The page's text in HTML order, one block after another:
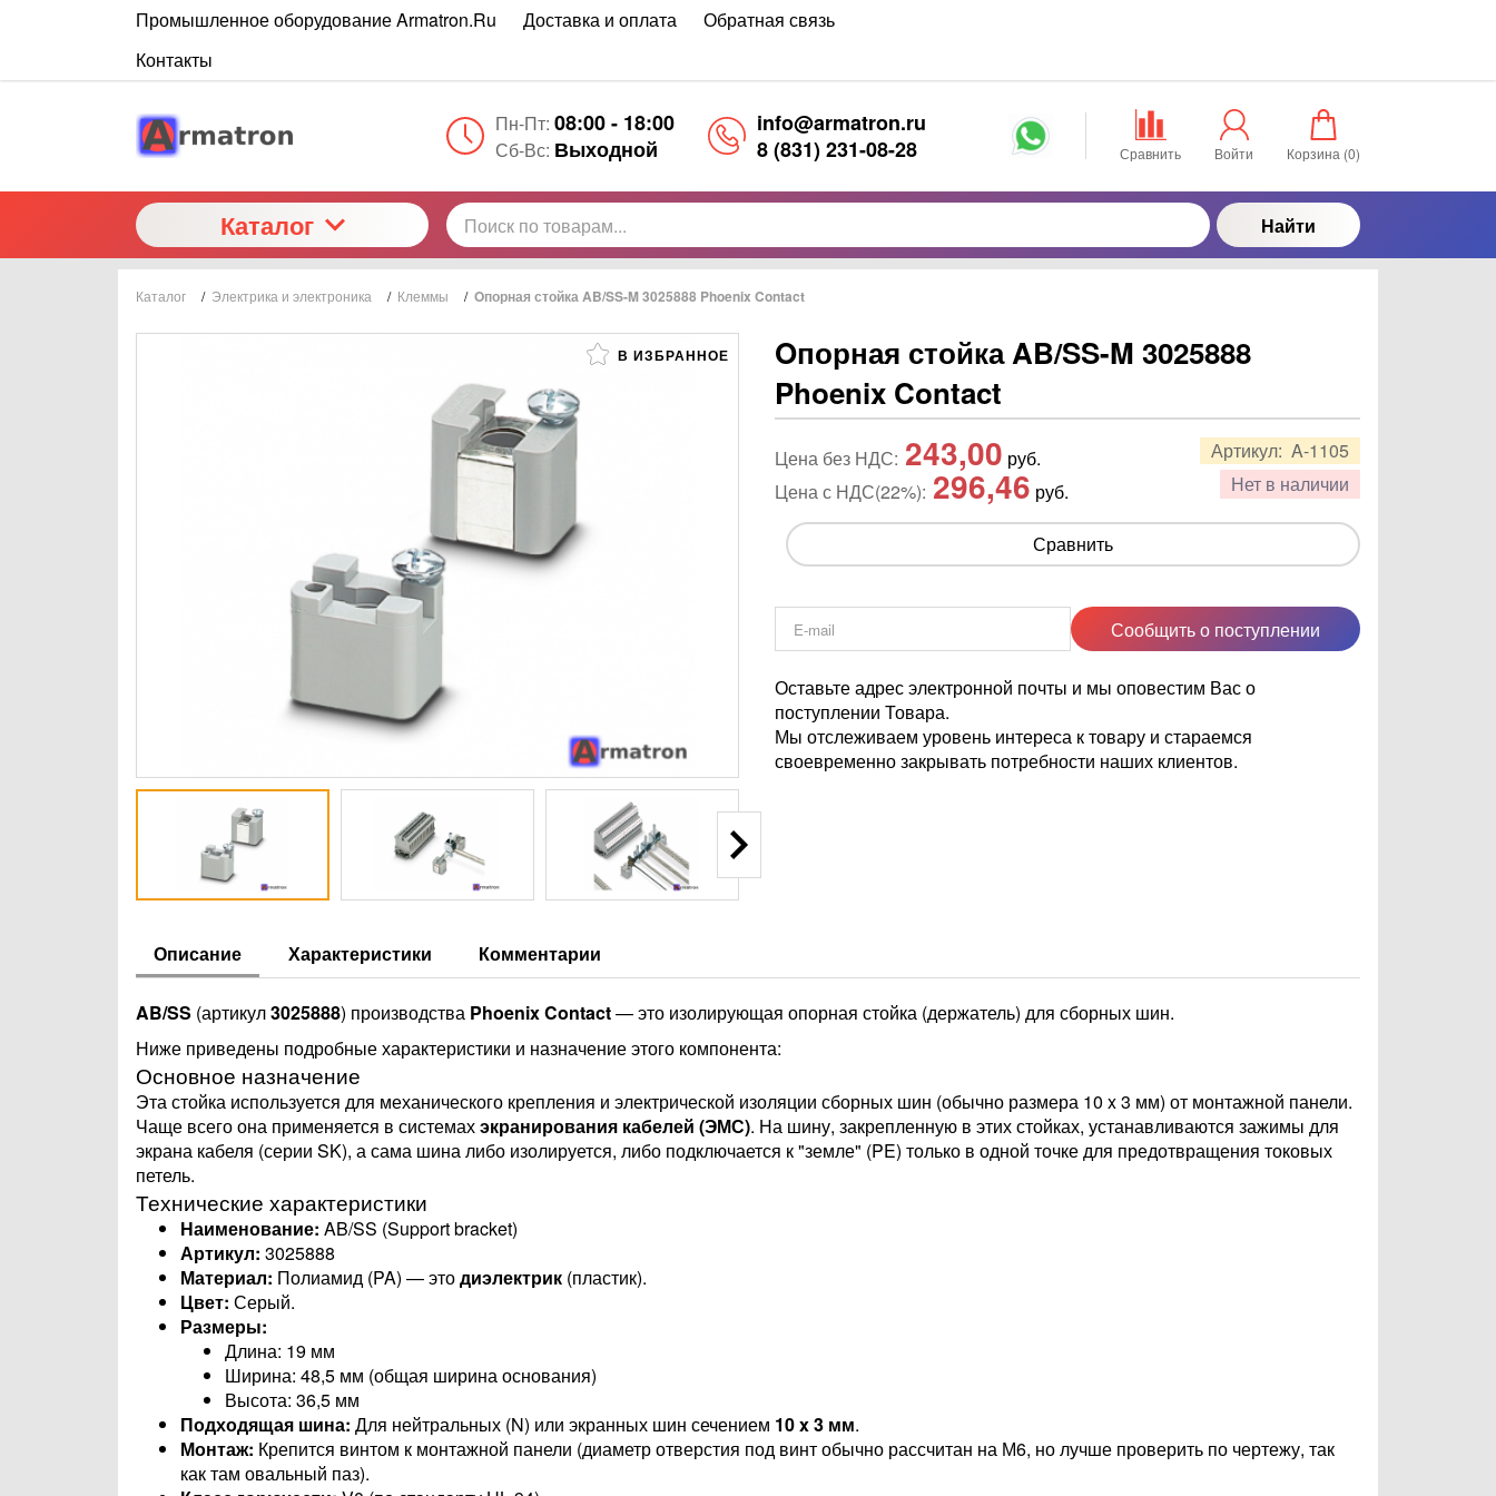
Промышленное оборудование Armatron.Ru Доставка и оплата
Обратная связь
Контакты
Пн-Пт: 08:00 - 18:00
Сб-Вс: Выходной
info@armatron.ru
8 (831) 231-08-28
Сравнить Войти Корзина (0)
Каталог Найти
Каталог / Электрика и электроника / Клеммы / Oпорная стойка AB/SS-M 3025888 Phoenix Contact
В ИЗБРАННОЕ
Oпорная стойка AB/SS-M 3025888
Phoenix Contact
Артикул: A-1105
Нет в наличии
Цена без НДС: 243,00 руб.
Цена с НДС(22%): 296,46 руб.
Сравнить
Сообщить о поступлении
Оставьте адрес электронной почты и мы оповестим Вас о
поступлении Товара.
Мы отслеживаем уровень интереса к товару и стараемся
своевременно закрывать потребности наших клиентов.
Описание Характеристики Комментарии
AB/SS (артикул3025888) производства Phoenix Contact— это изолирующая опорная стойка (держатель) для сборных шин.
Ниже приведены подробные характеристики и назначение этого компонента:
Основное назначение
Эта стойка используется для механического крепления и электрической изоляции сборных шин (обычно размера 10 x 3 мм) от монтажной панели.
Чаще всего она применяется в системахэкранирования кабелей (ЭМС). На шину, закрепленную в этих стойках, устанавливаются зажимы для
экрана кабеля (серии SK), а сама шина либо изолируется, либо подключается к "земле" (PE) только в одной точке для предотвращения токовых
петель.
Технические характеристики
Наименование: AB/SS (Support bracket)
Артикул: 3025888
Материал: Полиамид (PA) — этодиэлектрик (пластик).
Цвет: Серый.
Размеры:
Длина: 19 мм
Ширина: 48,5 мм (общая ширина основания)
Высота: 36,5 мм
Подходящая шина: Для нейтральных (N) или экранных шин сечением 10 x 3 мм.
Монтаж: Крепится винтом к монтажной панели (диаметр отверстия под винт обычно рассчитан на М6, но лучше проверить по чертежу, так
как там овальный паз).